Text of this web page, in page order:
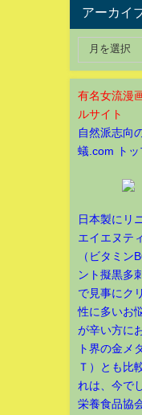
アーカイ
有名女流漫
ルサイト
自然派志向
蟻.com トッ
日本製にリ
エイエヌテ
（ビタミン
ント擬黒多
で見事にク
性に多いお
が辛い方に
ト界の金メ
Ｔ）とも比
れは、今で
栄養食品協